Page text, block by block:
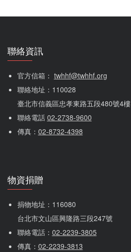
聯絡資訊
官方信箱： twhhf@twhhf.org
聯絡地址：110028
臺北市信義區忠孝東路五段480號4樓
聯絡電話 02-2738-9600
傳真： 02-8732-4398
物資捐贈
捐物地址：116080
台北市文山區興隆路三段247號
聯絡電話： 02-2239-3805
傳真： 02-2239-3813